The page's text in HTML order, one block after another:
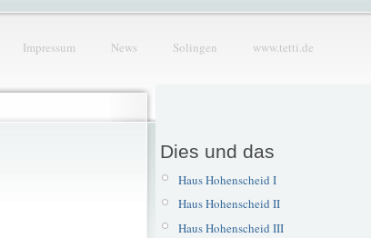
Impressum News Solingen www.tetti.de
Dies und das
Haus Hohenscheid I
Haus Hohenscheid II
Haus Hohenscheid III